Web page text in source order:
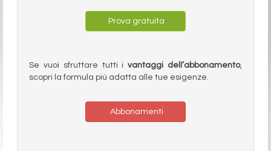
Prova gratuita
Se vuoi sfruttare tutti ivantaggi dell’abbonamento,
scopri la formula più adatta alle tue esigenze.
Abbonamenti